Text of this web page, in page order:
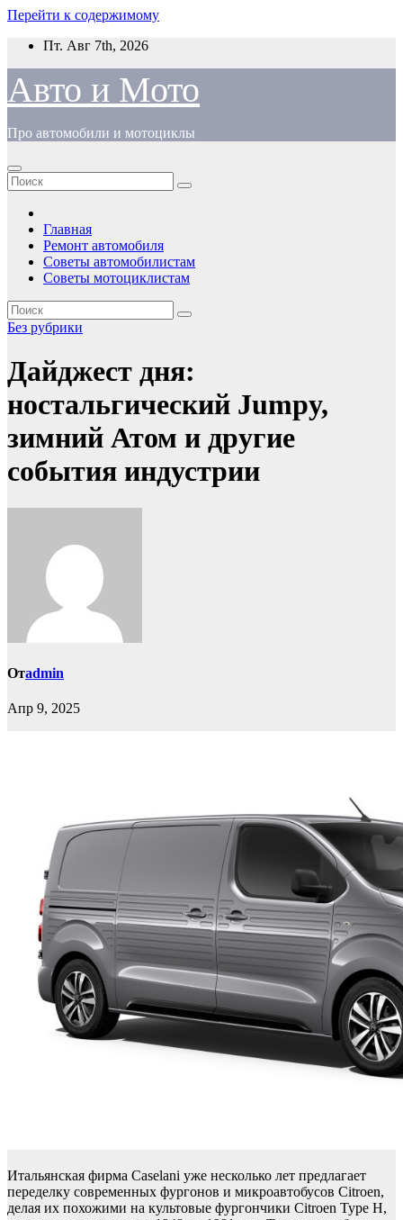
Перейти к содержимому
Пт. Авг 7th, 2026
Авто и Мото
Про автомобили и мотоциклы
Главная
Ремонт автомобиля
Советы автомобилистам
Советы мотоциклистам
Без рубрики
Дайджест дня:
ностальгический Jumpy,
зимний Атом и другие
события индустрии
Отadmin
Апр 9, 2025
Итальянская фирма Caselani уже несколько лет предлагает
переделку современных фургонов и микроавтобусов Citroen,
делая их похожими на культовые фургончики Citroen Type H,